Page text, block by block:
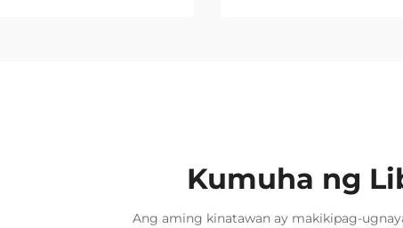
Kumuha ng
Ang aming kinatawan ay makikipag-